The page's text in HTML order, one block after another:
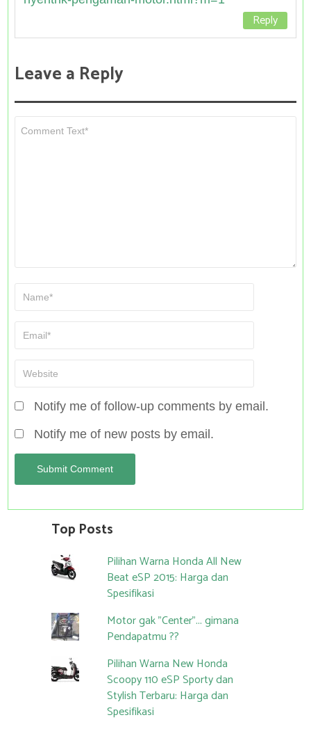
Reply
Leave a Reply
Notify me of follow-up comments by email.
Notify me of new posts by email.
Top Posts
Pilihan Warna Honda All New
Beat eSP 2015: Harga dan
Spesifikasi
Motor gak "Center"... gimana
Pendapatmu ??
Pilihan Warna New Honda
Scoopy 110 eSP Sporty dan
Stylish Terbaru: Harga dan
Spesifikasi